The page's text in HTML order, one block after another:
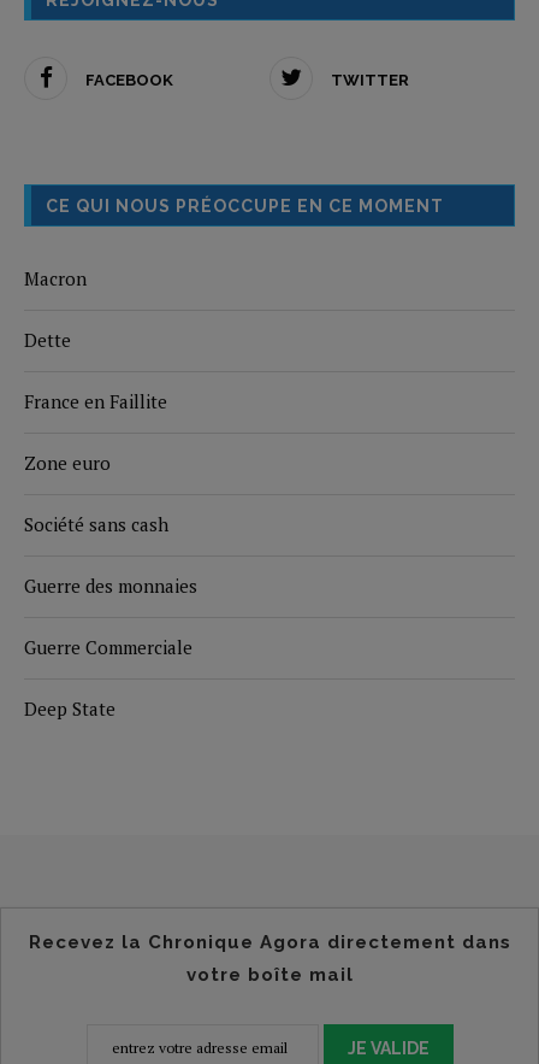
FACEBOOK TWITTER
CE QUI NOUS PRÉOCCUPE EN CE MOMENT
Macron
Dette
France en Faillite
Zone euro
Société sans cash
Guerre des monnaies
Guerre Commerciale
Deep State
Recevez la Chronique Agora directement dans
votre boîte mail
JE VALIDE